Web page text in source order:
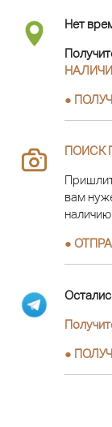
Нет
●
ПОИСК
вам
наличию
●
●